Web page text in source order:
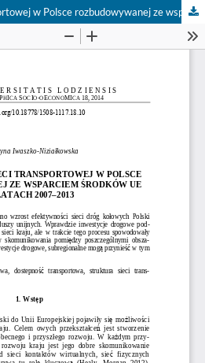
Efektywność sieci transportowej w Polsce rozbudowywanej ze wsparciem środków UE w latach 2007–2013